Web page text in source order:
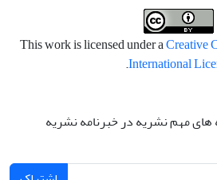
This work is licensed under aCreative
International
.
های مهم نشریه در خبرنامه نشریه